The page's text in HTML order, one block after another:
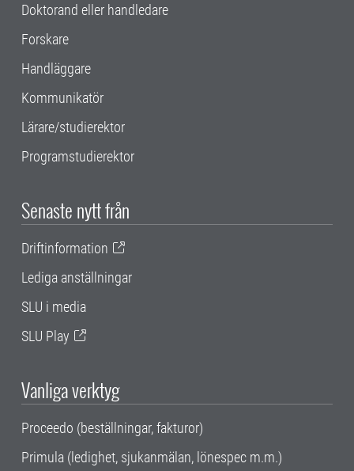
Doktorand eller handledare
Forskare
Handläggare
Kommunikatör
Lärare/studierektor
Programstudierektor
Senaste nytt från
Driftinformation
Lediga anställningar
SLU i media
SLU Play
Vanliga verktyg
Proceedo (beställningar, fakturor)
Primula (ledighet, sjukanmälan, lönespec m.m.)